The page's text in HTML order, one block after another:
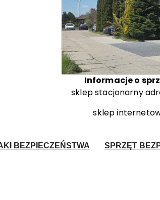
Informacje o
sklep stacjonarny
sklep
BEZPIECZEŃSTWA SPRZĘT